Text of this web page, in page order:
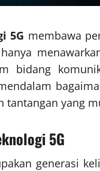
5G membawa
bidang
tantangan yang
5G
generasi